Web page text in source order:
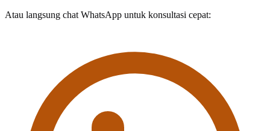
Atau langsung chat WhatsApp untuk konsultasi cepat: